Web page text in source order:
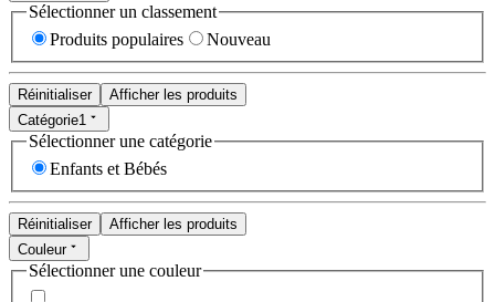
Sélectionner un classement
Produits populaires
Nouveau
Réinitialiser
Afficher les produits
Catégorie1
Sélectionner une catégorie
Enfants et Bébés
Réinitialiser
Afficher les produits
Couleur
Sélectionner une couleur